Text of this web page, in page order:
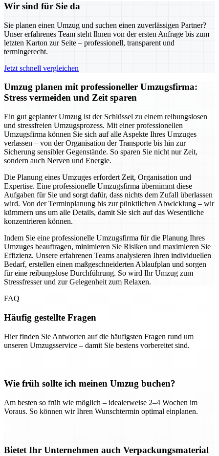
Wir sind für Sie da
Sie planen einen Umzug und suchen einen zuverlässigen Partner?
Unser erfahrenes Team steht Ihnen von der ersten Anfrage bis zum
letzten Karton zur Seite – professionell, transparent und
termingerecht.
Jetzt schnell vergleichen
Umzug planen mit professioneller Umzugsfirma:
Stress vermeiden und Zeit sparen
Ein gut geplanter Umzug ist der Schlüssel zu einem reibungslosen
und stressfreien Umzugsprozess. Mit einer professionellen
Umzugsfirma können Sie sich auf alle Aspekte Ihres Umzuges
verlassen – von der Organisation der Transporte bis hin zur
Sicherung sensibler Gegenstände. So sparen Sie nicht nur Zeit,
sondern auch Nerven und Energie.
Die Planung eines Umzuges erfordert Zeit, Organisation und
Expertise. Eine professionelle Umzugsfirma übernimmt diese
Aufgaben für Sie und sorgt dafür, dass nichts dem Zufall überlassen
wird. Von der Terminplanung bis zur pünktlichen Abwicklung – wir
kümmern uns um alle Details, damit Sie sich auf das Wesentliche
konzentrieren können.
Indem Sie eine professionelle Umzugsfirma für die Planung Ihres
Umzuges beauftragen, minimieren Sie Risiken und maximieren Sie
Effizienz. Unsere erfahrenen Teams analysieren Ihren individuellen
Bedarf, erstellen einen maßgeschneiderten Ablaufplan und sorgen
für eine reibungslose Durchführung. So wird Ihr Umzug zum
Stressfresser und zur Gelegenheit zum Relaxen.
FAQ
Häufig gestellte Fragen
Hier finden Sie Antworten auf die häufigsten Fragen rund um
unseren Umzugsservice – damit Sie bestens vorbereitet sind.
Wie früh sollte ich meinen Umzug buchen?
Am besten so früh wie möglich – idealerweise 2–4 Wochen im
Voraus. So können wir Ihren Wunschtermin optimal einplanen.
Bietet Ihr Unternehmen auch Verpackungsmaterial